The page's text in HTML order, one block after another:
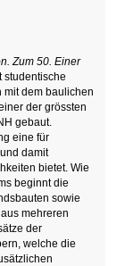
Zum 50. Einer
studentische
mit dem baulichen
der grössten
gebaut.
eine für
damit
bietet. Wie
beginnt die
sowie
mehreren
der
welche die